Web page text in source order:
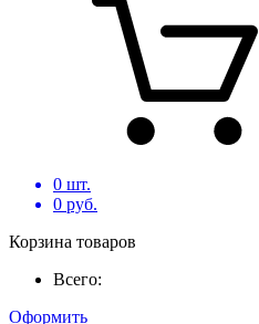
0 шт.
0 руб.
Корзина товаров
Всего:
Оформить